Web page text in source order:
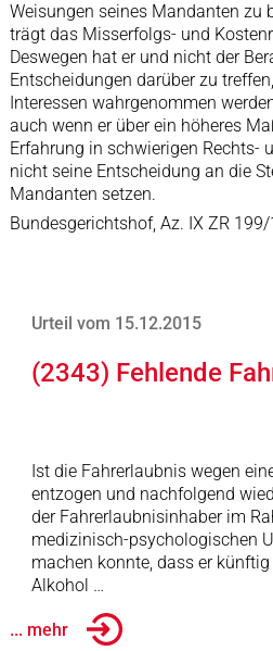
Weisungen seines Mandanten zu
trägt das Misserfolgs- und
Deswegen hat er und nicht der
Entscheidungen darüber zu
Interessen wahrgenommen
auch wenn er über ein höheres
Erfahrung in schwierigen Rechts-
nicht seine Entscheidung an die
Mandanten setzen.
Bundesgerichtshof, Az. IX ZR 199/
Urteil vom 15.12.2015
(2343) Fehlende
Ist die Fahrerlaubnis wegen
entzogen und nachfolgend
der Fahrerlaubnisinhaber im
medizinisch-psychologischen
machen konnte, dass er
Alkohol …
... mehr